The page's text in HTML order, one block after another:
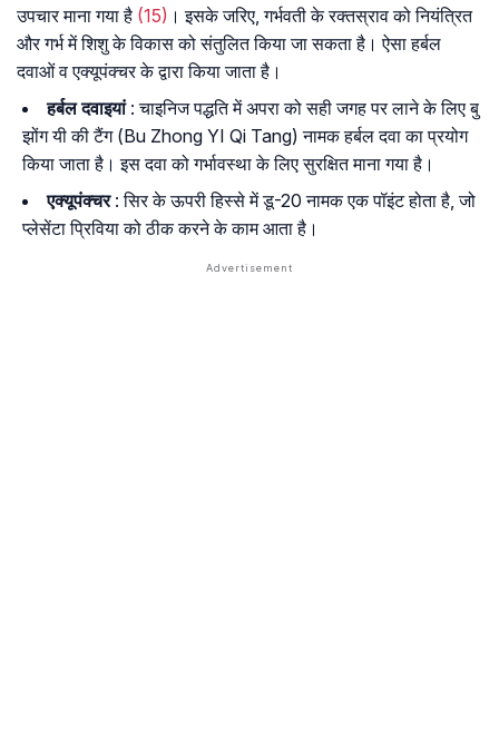
उपचार माना गया है (15) । इसके जरिए, गर्भवती के रक्तस्राव को नियंत्रित
और गर्भ में शिशु के विकास को संतुलित किया जा सकता है। ऐसा हर्बल
दवाओं व एक्यूपंक्चर के द्वारा किया जाता है।
हर्बल दवाइयां: चाइनिज पद्धति में अपरा को सही जगह पर लाने के लिए बु
झोंग यी की टैंग (Bu Zhong YI Qi Tang) नामक हर्बल दवा का प्रयोग
किया जाता है। इस दवा को गर्भावस्था के लिए सुरक्षित माना गया है।
एक्यूपंक्चर: सिर के ऊपरी हिस्से में डू-20 नामक एक पॉइंट होता है, जो
प्लेसेंटा प्रिविया को ठीक करने के काम आता है।